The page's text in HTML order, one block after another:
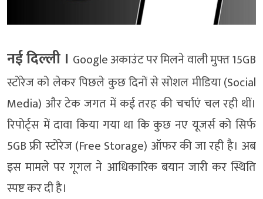
नई दिल्ली । Google अकाउंट पर मिलने वाली मुफ्त 15GB
स्टोरेज को लेकर पिछले कुछ दिनों से सोशल मीडिया (Social
Media) और टेक जगत में कई तरह की चर्चाएं चल रही थीं।
रिपोर्ट्स में दावा किया गया था कि कुछ नए यूजर्स को सिर्फ
5GB फ्री स्टोरेज (Free Storage) ऑफर की जा रही है। अब
इस मामले पर गूगल ने आधिकारिक बयान जारी कर स्थिति
स्पष्ट कर दी है।